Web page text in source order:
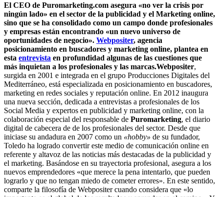
El CEO de Puromarketing.com asegura «no ver la crisis por
ningún lado» en el sector de la publicidad y el Marketing online,
sino que se ha consolidado como un campo donde profesionales
y empresas están encontrando «un nuevo universo de
oportunidades de negocio». Webpositer, agencia
posicionamiento en buscadores y marketing online, plantea en
esta entrevista en profundidad algunas de las cuestiones que
más inquietan a los profesionales y las marcas.Webpositer,
surgida en 2001 e integrada en el grupo Producciones Digitales del
Mediterráneo, está especializada en posicionamiento en buscadores,
marketing en redes sociales y reputación online. En 2012 inaugura
una nueva sección, dedicada a entrevistas a profesionales de los
Social Media y expertos en publicidad y marketing online, con la
colaboración especial del responsable de Puromarketing, el diario
digital de cabecera de de los profesionales del sector. Desde que
iniciase su andadura en 2007 como un «hobby» de su fundador,
Toledo ha logrado convertir este medio de comunicación online en
referente y altavoz de las noticias más destacadas de la publicidad y
el marketing. Basándose en su trayectoria profesional, asegura a los
nuevos emprendedores «que merece la pena intentarlo, que pueden
lograrlo y que no tengan miedo de cometer errores». En este sentido,
comparte la filosofía de Webpositer cuando considera que «lo